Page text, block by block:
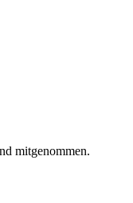
mitgenommen.